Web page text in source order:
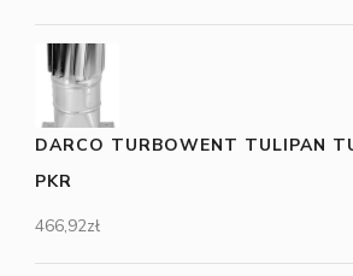
DARCO TURBOWENT TULIPAN
PKR
466,92zł